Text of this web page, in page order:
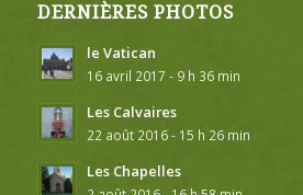
DERNIÈRES PHOTOS
le Vatican
16 avril 2017 - 9 h 36 min
Les Calvaires
22 août 2016 - 15 h 26 min
Les Chapelles